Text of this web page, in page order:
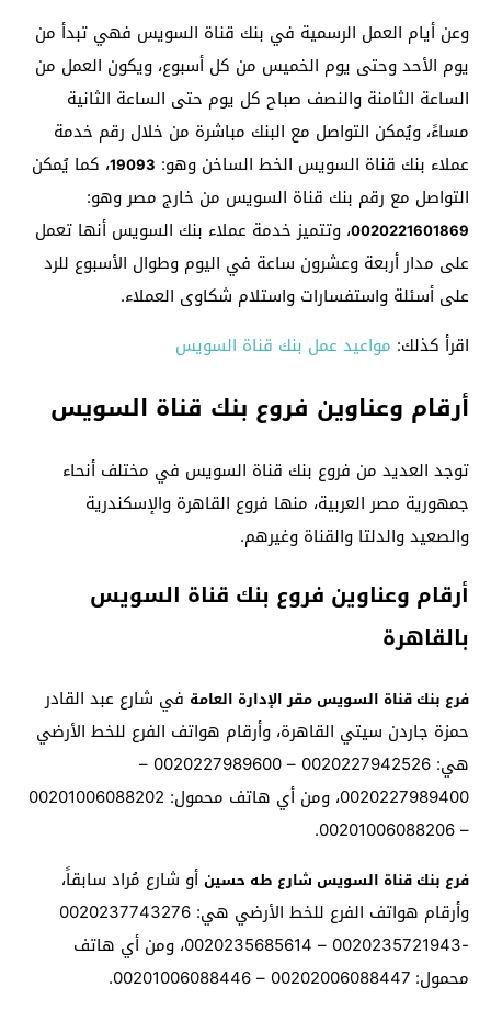
وعن أيام العمل الرسمية في بنك قناة السويس فهي تبدأ من
يوم الأحد وحتى يوم الخميس من كل أسبوع، ويكون العمل من
الساعة الثامنة والنصف صباح كل يوم حتى الساعة الثانية
مساءً، ويُمكن التواصل مع البنك مباشرة من خلال رقم خدمة
عملاء بنك قناة السويس الخط الساخن وهو: 19093، كما يُمكن
التواصل مع رقم بنك قناة السويس من خارج مصر وهو:
0020221601869، وتتميز خدمة عملاء بنك السويس أنها تعمل
على مدار أربعة وعشرون ساعة في اليوم وطوال الأسبوع للرد
على أسئلة واستفسارات واستلام شكاوى العملاء.
اقرأ كذلك: مواعيد عمل بنك قناة السويس
أرقام وعناوين فروع بنك قناة السويس
توجد العديد من فروع بنك قناة السويس في مختلف أنحاء
جمهورية مصر العربية، منها فروع القاهرة والإسكندرية
والصعيد والدلتا والقناة وغيرهم.
أرقام وعناوين فروع بنك قناة السويس
بالقاهرة
فرع بنك قناة السويس مقر الإدارة العامة في شارع عبد القادر
حمزة جاردن سيتي القاهرة، وأرقام هواتف الفرع للخط الأرضي
هي: 0020227942526 – 0020227989600 –
0020227989400، ومن أي هاتف محمول: 00201006088202
– 00201006088206.
فرع بنك قناة السويس شارع طه حسين أو شارع مُراد سابقاً،
وأرقام هواتف الفرع للخط الأرضي هي: 0020237743276
-0020235721943 – 0020235685614، ومن أي هاتف
محمول: 00202006088447 – 00201006088446.